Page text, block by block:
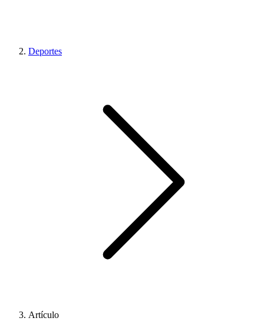
Deportes
Artículo